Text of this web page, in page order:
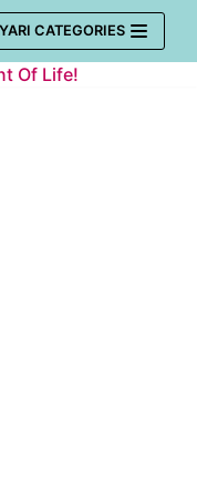
CATEGORIES
Of Life!